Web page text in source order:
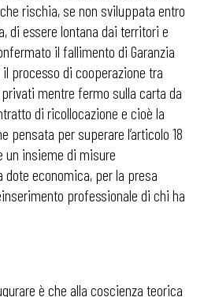
rischia, se non sviluppata entro
di essere lontana dai territori e
il fallimento di Garanzia
processo di cooperazione tra
mentre fermo sulla carta da
di ricollocazione e cioè la
pensata per superare l’articolo 18
un insieme di misure
dote economica, per la presa
professionale di chi ha
è che alla coscienza teorica